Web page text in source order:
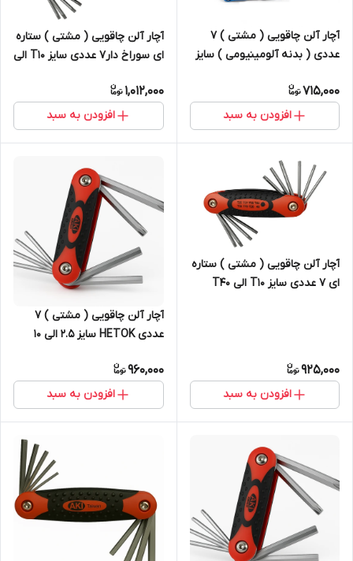
آچار آلن چاقویی ( مشتی ) 7
عددی ( بدنه آلومینیومی ) سایز
715,000
افزودن به سبد
آچار آلن چاقویی ( مشتی ) ستاره
ای سوراخ دار7 عددی سایز T10 الی
1,012,000
افزودن به سبد
آچار آلن چاقویی ( مشتی ) ستاره
ای 7 عددی سایز T10 الی T40
925,000
افزودن به سبد
آچار آلن چاقویی ( مشتی ) 7
عددی HETOK سایز 2.5 الی 10
960,000
افزودن به سبد